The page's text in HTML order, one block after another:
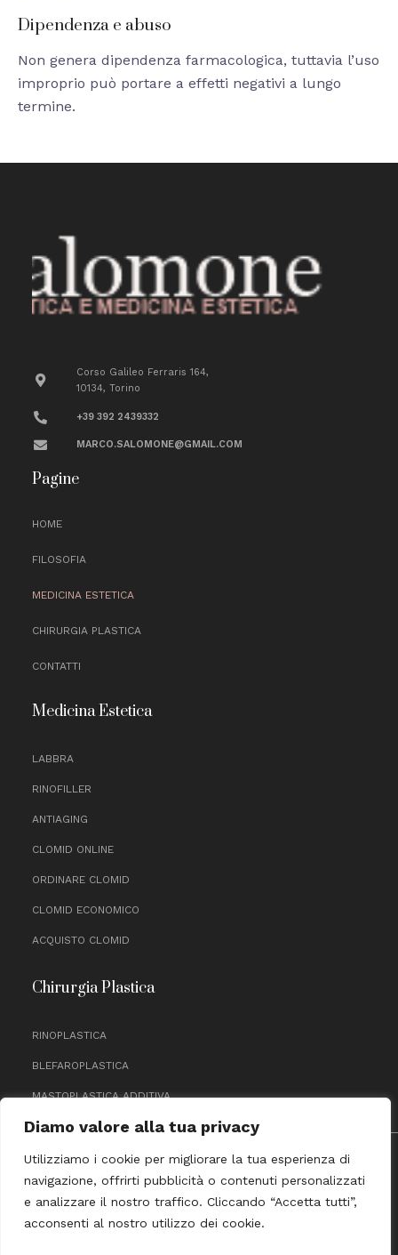
Diamo valore alla tua privacy
Utilizziamo i cookie per migliorare la tua esperienza di
navigazione, offrirti pubblicità o contenuti personalizzati
e analizzare il nostro traffico. Cliccando “Accetta tutti”,
acconsenti al nostro utilizzo dei cookie.
Dipendenza e abuso
Non genera dipendenza farmacologica, tuttavia l’uso
improprio può portare a effetti negativi a lungo
termine.
Corso Galileo Ferraris 164,
10134, Torino
+39 392 2439332
MARCO.SALOMONE@GMAIL.COM
Pagine
HOME
FILOSOFIA
MEDICINA ESTETICA
CHIRURGIA PLASTICA
CONTATTI
Medicina Estetica
LABBRA
RINOFILLER
ANTIAGING
CLOMID ONLINE
ORDINARE CLOMID
CLOMID ECONOMICO
ACQUISTO CLOMID
Chirurgia Plastica
RINOPLASTICA
BLEFAROPLASTICA
MASTOPLASTICA ADDITIVA
PRIVACY & COOKIE POLICY